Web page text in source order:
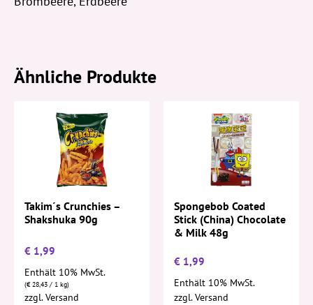
Ähnliche Produkte
Takim´s Crunchies –
Shakshuka 90g
€ 1,99
Enthält 10% MwSt.
(€28,43 / 1 kg)
zzgl.Versand
Spongebob Coated
Stick (China) Chocolate
& Milk 48g
€ 1,99
Enthält 10% MwSt.
zzgl.Versand